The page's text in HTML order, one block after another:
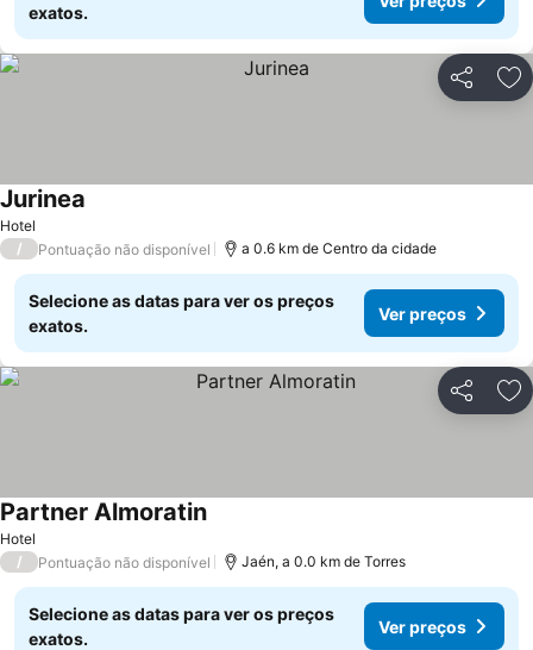
exatos.
Partilhar
Hotel
Jurinea
/ Pontuação não disponível a 0.6 km de Centro da cidade
Selecione as datas para ver os preços
exatos.
Ver preços
Partilhar
Hotel
Partner Almoratin
/ Pontuação não disponível Jaén, a 0.0 km de Torres
Selecione as datas para ver os preços
exatos.
Ver preços